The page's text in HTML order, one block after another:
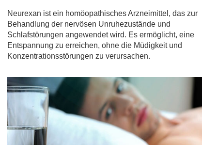
Neurexan ist ein homöopathisches Arzneimittel, das zur
Behandlung der nervösen Unruhezustände und
Schlafstörungen angewendet wird. Es ermöglicht, eine
Entspannung zu erreichen, ohne die Müdigkeit und
Konzentrationsstörungen zu verursachen.